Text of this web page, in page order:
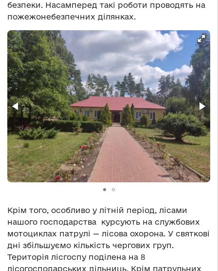
безпеки. Насамперед такі роботи проводять на
пожежонебезпечних ділянках.
Крім того, особливо у літній період, лісами
нашого господарства курсують на службових
мотоциклах патрулі — лісова охорона. У святкові
дні збільшуємо кількість чергових груп.
Територія лісгоспу поділена на 8
лісогосподарських дільниць. Крім патрульних